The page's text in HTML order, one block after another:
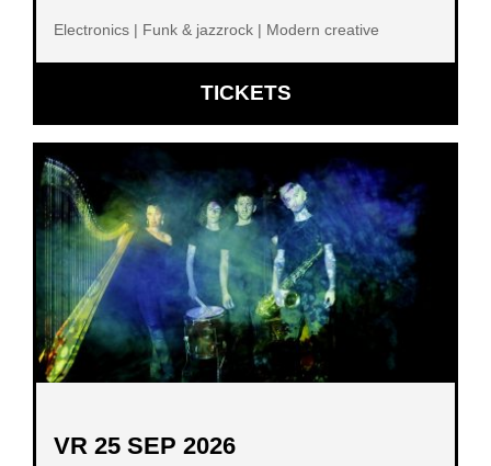
Electronics | Funk & jazzrock | Modern creative
TICKETSOPENT
IN
NIEUW
VENSTER
VR 25 SEP 2026